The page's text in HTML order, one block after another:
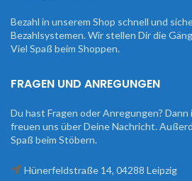
Bezahl in unserem Shop schnell und
Bezahlsystemen. Wir stellen Dir die
Viel Spaß beim Shoppen.
FRAGEN UND ANREGUNGEN
Du hast Fragen oder Anregungen? Dann
freuen uns über Deine Nachricht.
Spaß beim Stöbern.
Hünerfeldstraße 14, 04288 Leipzig